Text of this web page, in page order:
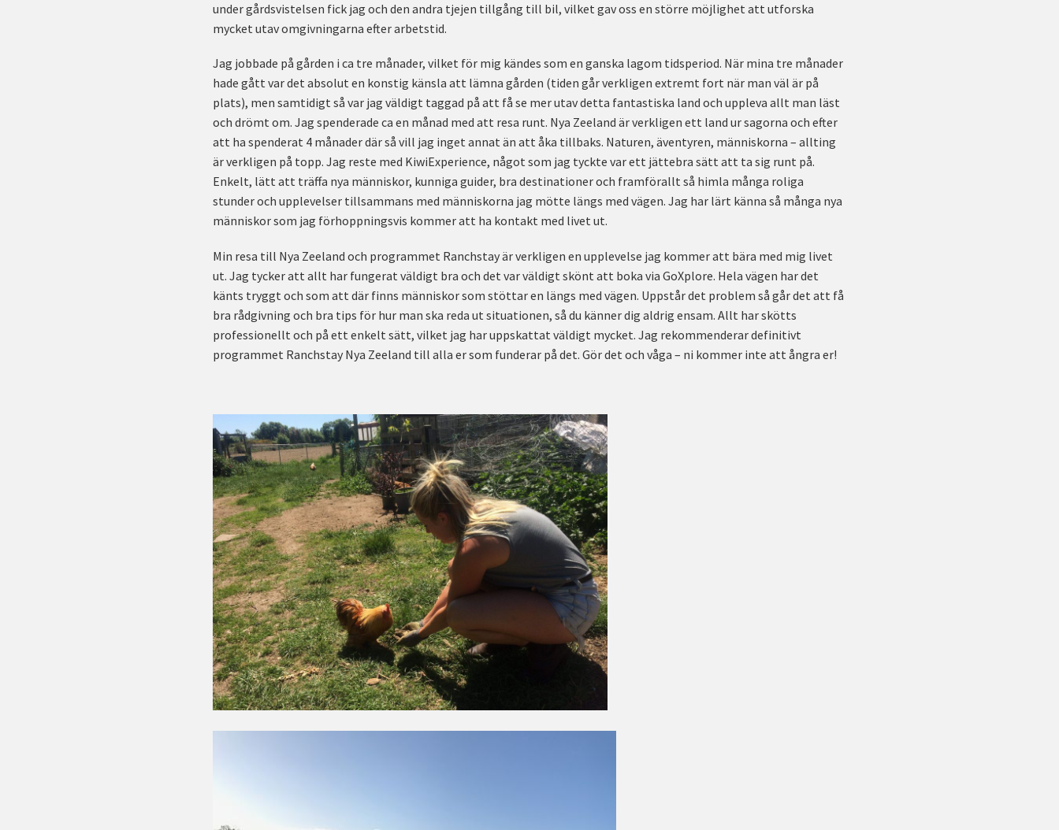
under gårdsvistelsen fick jag och den andra tjejen tillgång till bil, vilket gav oss en större möjlighet att utforska
mycket utav omgivningarna efter arbetstid.
Jag jobbade på gården i ca tre månader, vilket för mig kändes som en ganska lagom tidsperiod. När mina tre månader
hade gått var det absolut en konstig känsla att lämna gården (tiden går verkligen extremt fort när man väl är på
plats), men samtidigt så var jag väldigt taggad på att få se mer utav detta fantastiska land och uppleva allt man läst
och drömt om. Jag spenderade ca en månad med att resa runt. Nya Zeeland är verkligen ett land ur sagorna och efter
att ha spenderat 4 månader där så vill jag inget annat än att åka tillbaks. Naturen, äventyren, människorna – allting
är verkligen på topp. Jag reste med KiwiExperience, något som jag tyckte var ett jättebra sätt att ta sig runt på.
Enkelt, lätt att träffa nya människor, kunniga guider, bra destinationer och framförallt så himla många roliga
stunder och upplevelser tillsammans med människorna jag mötte längs med vägen. Jag har lärt känna så många nya
människor som jag förhoppningsvis kommer att ha kontakt med livet ut.
Min resa till Nya Zeeland och programmet Ranchstay är verkligen en upplevelse jag kommer att bära med mig livet
ut. Jag tycker att allt har fungerat väldigt bra och det var väldigt skönt att boka via GoXplore. Hela vägen har det
känts tryggt och som att där finns människor som stöttar en längs med vägen. Uppstår det problem så går det att få
bra rådgivning och bra tips för hur man ska reda ut situationen, så du känner dig aldrig ensam. Allt har skötts
professionellt och på ett enkelt sätt, vilket jag har uppskattat väldigt mycket. Jag rekommenderar definitivt
programmet Ranchstay Nya Zeeland till alla er som funderar på det. Gör det och våga – ni kommer inte att ångra er!